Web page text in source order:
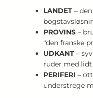
LANDET –
PROVINS –
“den franske
UDKANT –
ruder med
PERIFERI –
understrege